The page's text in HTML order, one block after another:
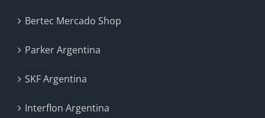
Bertec Mercado Shop
Parker Argentina
SKF Argentina
Interflon Argentina